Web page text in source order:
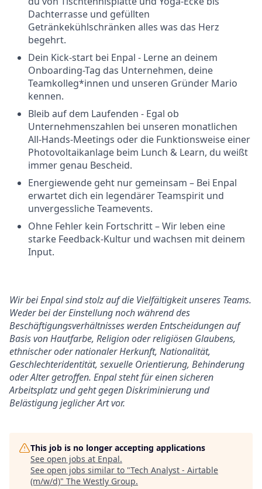
Dachterrasse und gefüllten
Getränkekühlschränken alles was das Herz
begehrt.
Dein Kick-start bei Enpal - Lerne an deinem
Onboarding-Tag das Unternehmen, deine
Teamkolleg*innen und unseren Gründer Mario
kennen.
Bleib auf dem Laufenden - Egal ob
Unternehmenszahlen bei unseren monatlichen
All-Hands-Meetings oder die Funktionsweise einer
Photovoltaikanlage beim Lunch & Learn, du weißt
immer genau Bescheid.
Energiewende geht nur gemeinsam – Bei Enpal
erwartet dich ein legendärer Teamspirit und
unvergessliche Teamevents.
Ohne Fehler kein Fortschritt – Wir leben eine
starke Feedback-Kultur und wachsen mit deinem
Input.
Wir bei Enpal sind stolz auf die Vielfältigkeit unseres Teams.
Weder bei der Einstellung noch während des
Beschäftigungsverhältnisses werden Entscheidungen auf
Basis von Hautfarbe, Religion oder religiösen Glaubens,
ethnischer oder nationaler Herkunft, Nationalität,
Geschlechteridentität, sexuelle Orientierung, Behinderung
oder Alter getroffen. Enpal steht für einen sicheren
Arbeitsplatz und geht gegen Diskriminierung und
Belästigung jeglicher Art vor.
This job is no longer accepting applications
See open jobs at Enpal.
See open jobs similar to "Tech Analyst - Airtable
(m/w/d)" The Westly Group.